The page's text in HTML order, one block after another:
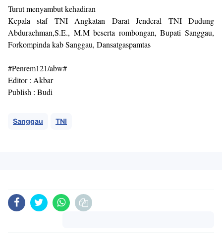
Turut menyambut kehadiran
Kepala staf TNI Angkatan Darat Jenderal TNI Dudung
Abdurachman,S.E., M.M beserta rombongan, Bupati Sanggau,
Forkompinda kab Sanggau, Dansatgaspamtas
#Penrem121/abw#
Editor : Akbar
Publish : Budi
Sanggau TNI